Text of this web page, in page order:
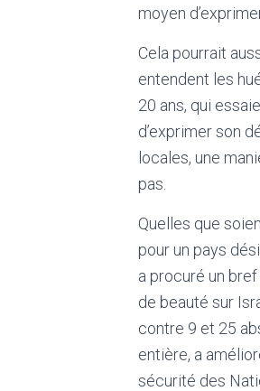
moyen
Cela pourrait
entendent les
20 ans, qui
d’exprimer son
locales, une
pas.
Quelles que
pour un pays
a procuré un
de beauté sur
contre 9 et 25
entière, a
sécurité des